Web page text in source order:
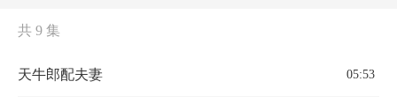
共 9 集
天牛郎配夫妻 05:53